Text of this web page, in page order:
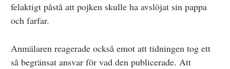
felaktigt påstå att pojken skulle ha avslöjat sin pappa
och farfar.
Anmälaren reagerade också emot att tidningen tog ett
så begränsat ansvar för vad den publicerade. Att